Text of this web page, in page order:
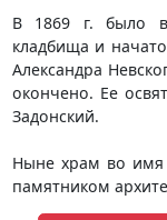
В 1869 г. было
кладбища и
Александра
окончено. Ее
Задонский.
Ныне храм во имя
памятником